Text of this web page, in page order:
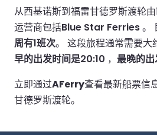
从西基诺斯到福雷甘德罗斯渡轮由
运营商包括Blue Star Ferries。
周有1班次。 这段旅程通常需要大
早的出发时间是20:10 ， 最晚的
立即通过AFerry查看最新船票信
甘德罗斯渡轮。